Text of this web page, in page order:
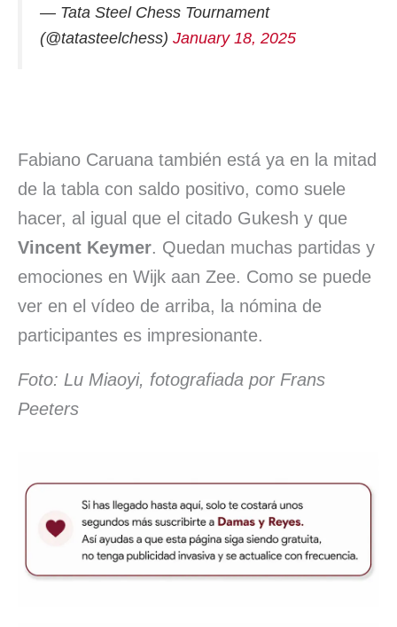
— Tata Steel Chess Tournament
(@tatasteelchess) January 18, 2025
Fabiano Caruana también está ya en la mitad
de la tabla con saldo positivo, como suele
hacer, al igual que el citado Gukesh y que
Vincent Keymer. Quedan muchas partidas y
emociones en Wijk aan Zee. Como se puede
ver en el vídeo de arriba, la nómina de
participantes es impresionante.
Foto: Lu Miaoyi, fotografiada por Frans
Peeters